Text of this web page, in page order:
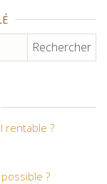
rentable ?
?